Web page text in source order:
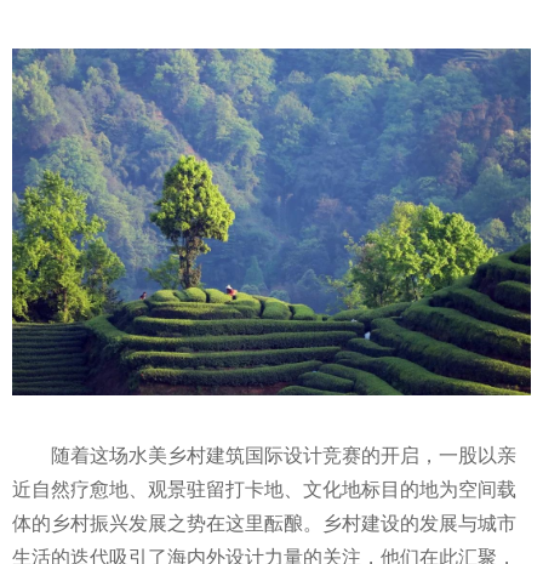
随着这场水美乡村建筑国际设计竞赛的开启，一股以亲
近自然疗愈地、观景驻留打卡地、文化地标目的地为空间载
体的乡村振兴发展之势在这里酝酿。乡村建设的发展与城市
生活的迭代吸引了海内外设计力量的关注，他们在此汇聚，